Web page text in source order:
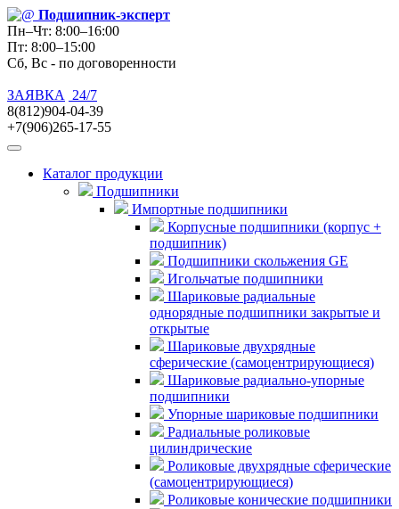
Подшипник-эксперт
Пн–Чт: 8:00–16:00
Пт: 8:00–15:00
Сб, Вс - по договоренности
ЗАЯВКА
24/7
8(812)904-04-39
+7(906)265-17-55
Каталог продукции
Подшипники
Импортные подшипники
Корпусные подшипники (корпус +
подшипник)
Подшипники скольжения GE
Игольчатые подшипники
Шариковые радиальные
однорядные подшипники закрытые и
открытые
Шариковые двухрядные
сферические (самоцентрирующиеся)
Шариковые радиально-упорные
подшипники
Упорные шариковые подшипники
Радиальные роликовые
цилиндрические
Роликовые двухрядные сферические
(самоцентрирующиеся)
Роликовые конические подшипники